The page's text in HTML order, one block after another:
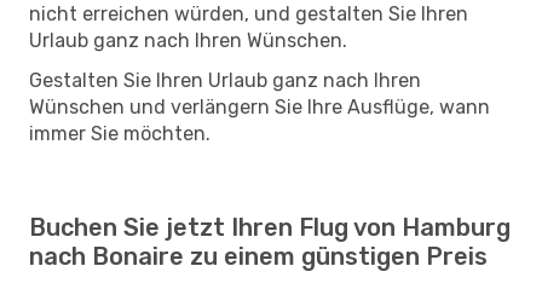
nicht erreichen würden, und gestalten Sie Ihren
Urlaub ganz nach Ihren Wünschen.
Gestalten Sie Ihren Urlaub ganz nach Ihren
Wünschen und verlängern Sie Ihre Ausflüge, wann
immer Sie möchten.
Buchen Sie jetzt Ihren Flug von Hamburg
nach Bonaire zu einem günstigen Preis